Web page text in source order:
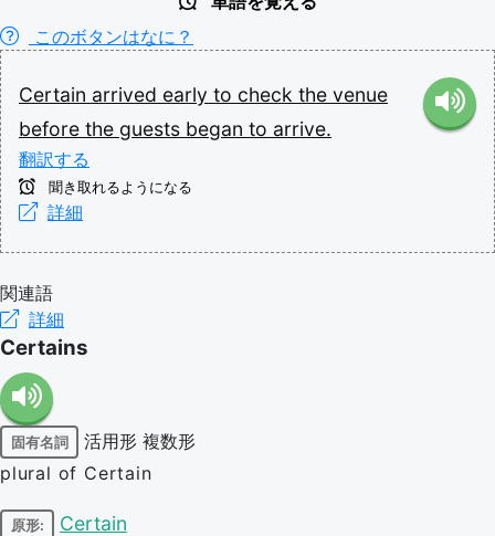
このボタンはなに？
Certain arrived early to check the venue
before the guests began to arrive.
翻訳する
聞き取れるようになる
詳細
関連語
詳細
Certains
固有名詞 活用形 複数形
plural of Certain
原形: Certain